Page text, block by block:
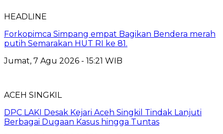
HEADLINE
Forkopimca Simpang empat Bagikan Bendera merah
putih Semarakan HUT RI ke 81.
Jumat, 7 Agu 2026 - 15:21 WIB
ACEH SINGKIL
DPC LAKI Desak Kejari Aceh Singkil Tindak Lanjuti
Berbagai Dugaan Kasus hingga Tuntas